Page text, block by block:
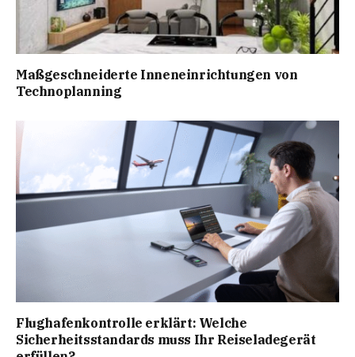
Maßgeschneiderte Inneneinrichtungen von
Technoplanning
Flughafenkontrolle erklärt: Welche
Sicherheitsstandards muss Ihr Reiseladegerät